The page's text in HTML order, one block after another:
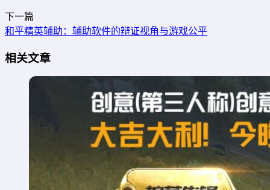
下一篇
和平精英辅助：辅助软件的辩证视角与游戏公平
相关文章